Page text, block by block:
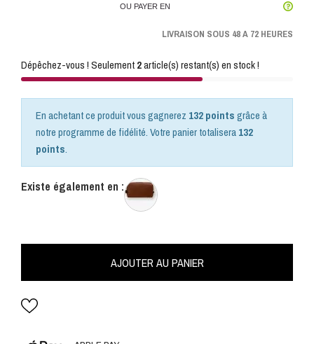
OU PAYER EN
LIVRAISON SOUS 48 A 72 HEURES
Dépêchez-vous ! Seulement2article(s) restant(s) en stock !
En achetant ce produit vous gagnerez 132 pointsgrâce à
notre programme de fidélité. Votre panier totalisera132
points.
Existe également en :
AJOUTER AU PANIER